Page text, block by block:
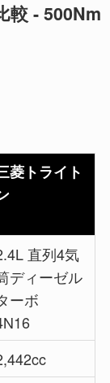
較 - 500Nm
菱トライト
直列4気
ディーゼル
ーボ